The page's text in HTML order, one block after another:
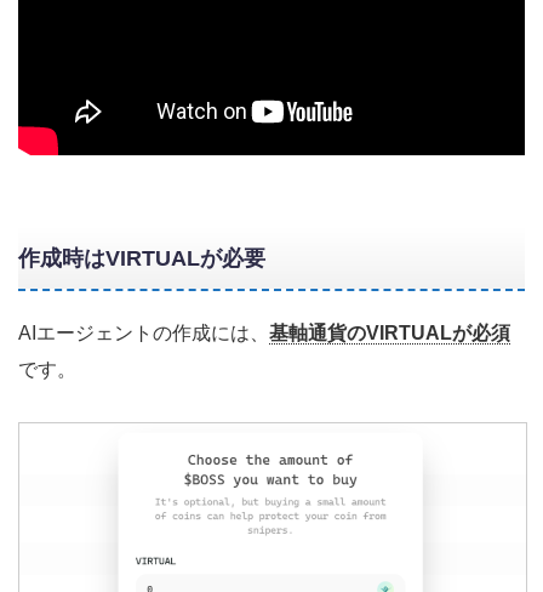
作成時はVIRTUALが必要
AIエージェントの作成には、 基軸通貨のVIRTUALが必須
です。